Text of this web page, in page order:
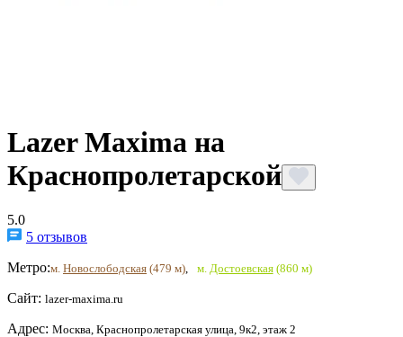
Lazer Maxima на
Краснопролетарской
5.0
5 отзывов
Метро:м. Новослободская (479 м) м. Достоевская(860 м)
Сайт: lazer-maxima.ru
Адрес: Москва, Краснопролетарская улица, 9к2, этаж 2